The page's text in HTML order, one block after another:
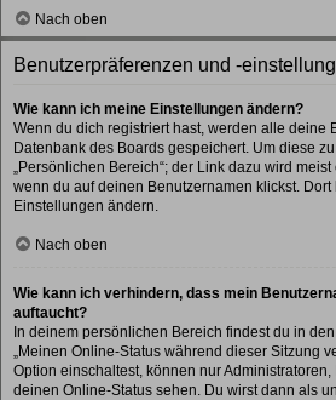
Nach oben
Benutzerpräferenzen und -
Wie kann ich meine Einstellungen ändern?
Wenn du dich registriert hast, werden alle deine
Datenbank des Boards gespeichert. Um diese
„Persönlichen Bereich“; der Link dazu wird
wenn du auf deinen Benutzernamen klickst.
Einstellungen ändern.
Nach oben
Wie kann ich verhindern, dass mein
auftaucht?
In deinem persönlichen Bereich findest du in
„Meinen Online-Status während dieser Sitzung
Option einschaltest, können nur
deinen Online-Status sehen. Du wirst dann als